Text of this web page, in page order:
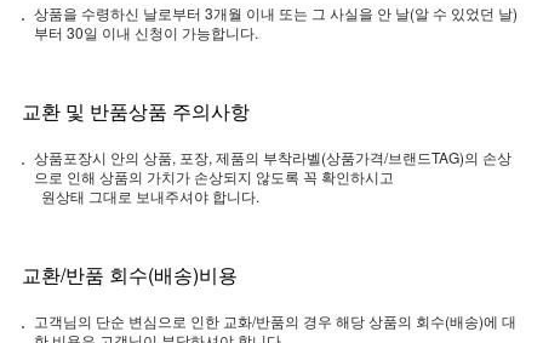
상품을 수령하신 날로부터 3개월 이내 또는 그 사실을 안 날(알 수 있었던 날)
부터 30일 이내 신청이 가능합니다.
교환 및 반품상품 주의사항
상품포장시 안의 상품, 포장, 제품의 부착라벨(상품가격/브랜드TAG)의 손상
으로 인해 상품의 가치가 손상되지 않도록 꼭 확인하시고
원상태 그대로 보내주셔야 합니다.
교환/반품 회수(배송)비용
고객님의 단순 변심으로 인한 교화/반품의 경우 해당 상품의 회수(배송)에 대